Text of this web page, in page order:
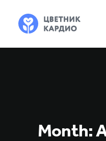
Month: